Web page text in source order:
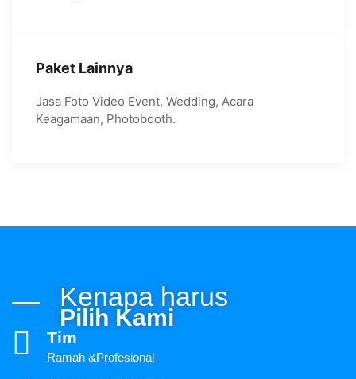
Paket Lainnya
Jasa Foto Video Event, Wedding, Acara
Keagamaan, Photobooth.
Kenapa harus
Pilih Kami
Tim
Ramah &Profesional